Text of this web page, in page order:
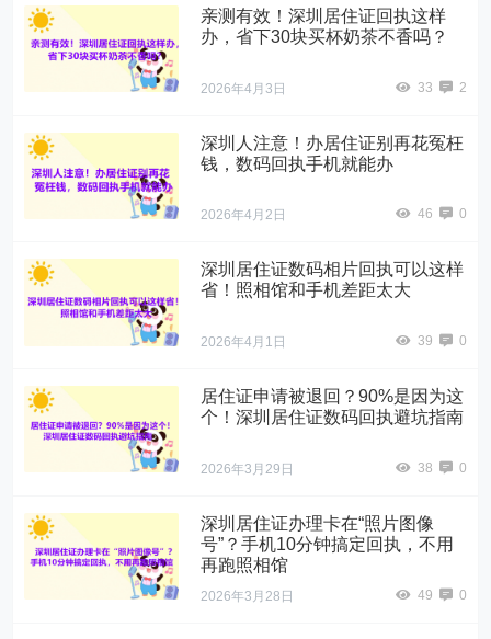
亲测有效！深圳居住证回执这样
办，省下30块买杯奶茶不香吗？
2026年4月3日 33 2
深圳人注意！办居住证别再花冤枉
钱，数码回执手机就能办
2026年4月2日 46 0
深圳居住证数码相片回执可以这样
省！照相馆和手机差距太大
2026年4月1日 39 0
居住证申请被退回？90%是因为这
个！深圳居住证数码回执避坑指南
2026年3月29日 38 0
深圳居住证办理卡在“照片图像
号”？手机10分钟搞定回执，不用
再跑照相馆
2026年3月28日 49 0